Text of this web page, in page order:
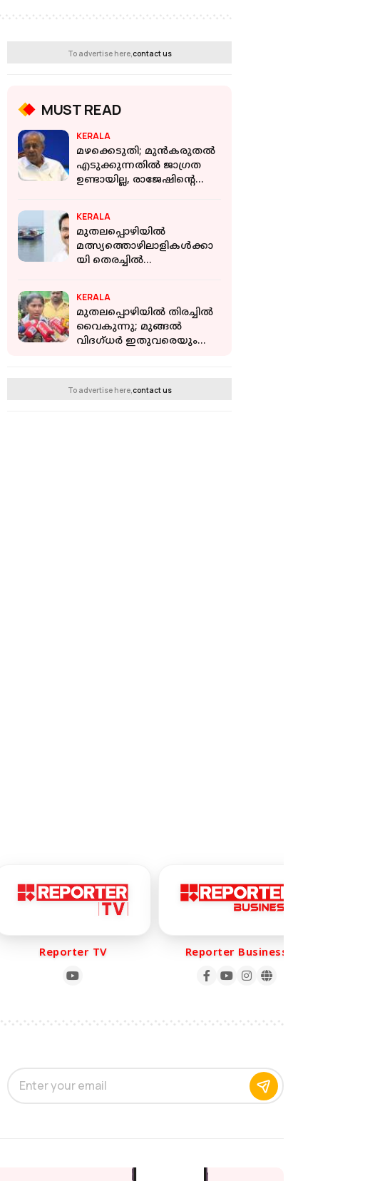
To advertise here, contact us
MUST READ
KERALA
മഴക്കെടുതി; മുൻകരുതൽ
എടുക്കുന്നതിൽ ജാഗ്രത
ഉണ്ടായില്ല, രാജേഷിന്റെ
പിണറായി വിജയൻ
KERALA
മുതലപ്പൊഴിയില്‍
മത്സ്യത്തൊഴിലാളികൾക്കാ
യി തെരച്ചിൽ
ഇറക്കുമെന്ന് മന്ത്രി
അബ്ദുൽ ഗഫൂർ
KERALA
മുതലപ്പൊഴിയില്‍ തിരച്ചില്‍
വൈകുന്നു; മുങ്ങല്‍
വിദഗ്ധര്‍ ഇതുവരെയും
To advertise here, contact us
Reporter TV Reporter Business